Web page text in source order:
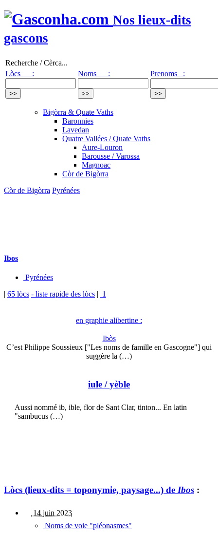
Nos lieux-dits
gascons
Recherche / Cèrca...
Lòcs :
Noms : Prenoms :
Bigòrra & Quate Vaths
Baronnies
Lavedan
Quatre Vallées / Quate Vaths
Aure-Louron
Barousse / Varossa
Magnoac
Còr de Bigòrra
Còr de Bigòrra Pyrénées
Ibos
Pyrénées
| 65 lòcs - liste rapide des lòcs | 1
en graphie alibertine :
Ibòs
C’est Philippe Soussieux ["Les noms de famille en Gascogne"] qui
suggère la (…)
iule / yèble
Aussi nommé ib, ible, flor de Sant Clar, tinton... En latin
"sambucus (…)
Lòcs (lieux-dits = toponymie, paysage...) de Ibos :
14 juin 2023
Noms de voie "pléonasmes"